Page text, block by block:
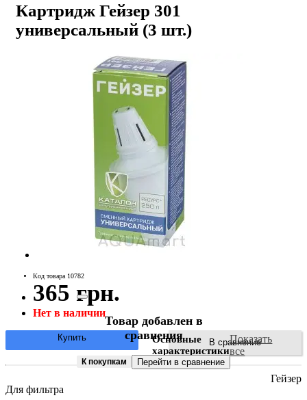
Картридж Гейзер 301
универсальный (3 шт.)
Код товара 10782
365 грн.
Нет в наличии
В сравнение
Купить
Основные
характеристики
Показать
все
Для фильтра
Гейзер
Товар добавлен в
сравнения
К покупкам Перейти в сравнение